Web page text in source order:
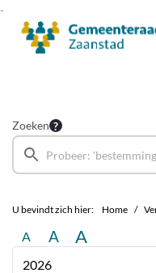
Zoeken
U bevindt zich hier: Home
A A A
2026